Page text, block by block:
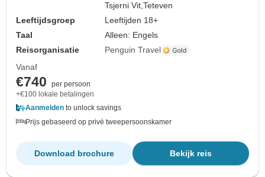
Tsjerni Vit,Teteven
Leeftijdsgroep
Leeftijden 18+
Taal
Alleen: Engels
Reisorganisatie
Penguin Travel
Vanaf
€740
per persoon
+€100 lokale betalingen
Aanmelden to unlock savings
Prijs gebaseerd op privé tweepersoonskamer
Bekijk reis
Download brochure